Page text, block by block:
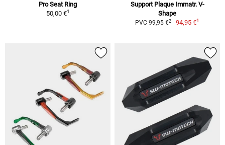
Pro Seat Ring
50,00 €1
Support Plaque Immatr. V-
Shape
PVC 99,95 €2 94,95 €1